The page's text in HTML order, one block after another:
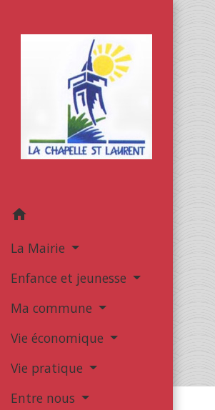
home
La Mairie
Enfance et jeunesse
Ma commune
Vie économique
Vie pratique
Entre nous